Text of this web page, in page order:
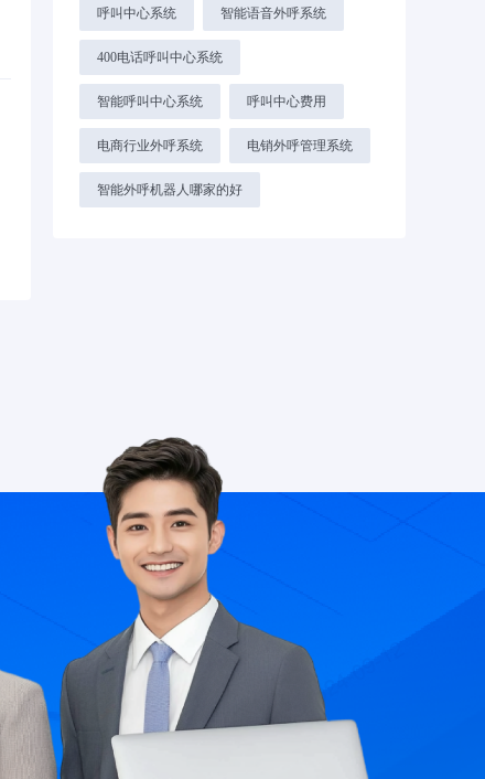
呼叫中心系统 智能语音外呼系统
400电话呼叫中心系统
智能呼叫中心系统 呼叫中心费用
电商行业外呼系统 电销外呼管理系统
智能外呼机器人哪家的好